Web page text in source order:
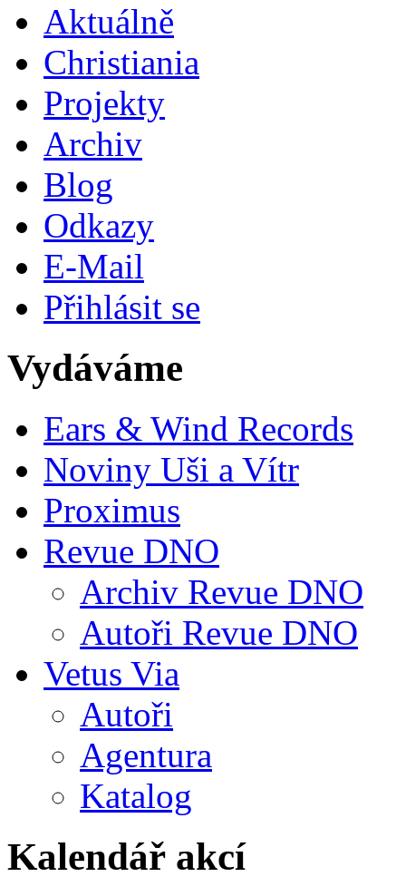
Aktuálně
Christiania
Projekty
Archiv
Blog
Odkazy
E-Mail
Přihlásit se
Vydáváme
Ears & Wind Records
Noviny Uši a Vítr
Proximus
Revue DNO
Archiv Revue DNO
Autoři Revue DNO
Vetus Via
Autoři
Agentura
Katalog
Kalendář akcí